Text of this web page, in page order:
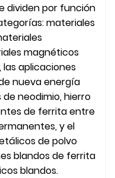
dividen por función
materiales
magnéticos
las aplicaciones
nueva energía
neodimio, hierro
de ferrita entre
y el
de polvo
blandos de ferrita
blandos.